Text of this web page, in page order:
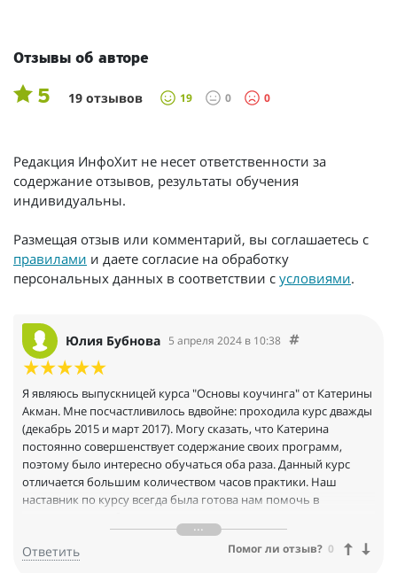
Отзывы об авторе
5 19 отзывов 19 0 0
Редакция ИнфоХит не несет ответственности за
содержание отзывов, результаты обучения
индивидуальны.
Размещая отзыв или комментарий, вы соглашаетесь с
правилами и даете согласие на обработку
персональных данных в соответствии с условиями.
Юлия Бубнова 5 апреля 2024 в 10:38
Я являюсь выпускницей курса "Основы коучинга" от Катерины
Акман. Мне посчастливилось вдвойне: проходила курс дважды
(декабрь 2015 и март 2017). Могу сказать, что Катерина
постоянно совершенствует содержание своих программ,
поэтому было интересно обучаться оба раза. Данный курс
отличается большим количеством часов практики. Наш
наставник по курсу всегда была готова нам помочь в
делилась дополнительной литературой.
Лично для меня "Основы коучинга" стали стартом в большое
Ответить Помог ли отзыв? 0